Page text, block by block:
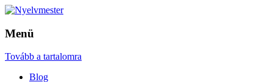
Menü
Tovább a tartalomra
Blog